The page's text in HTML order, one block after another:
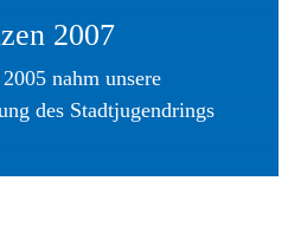
2007
nahm unsere
des Stadtjugendrings